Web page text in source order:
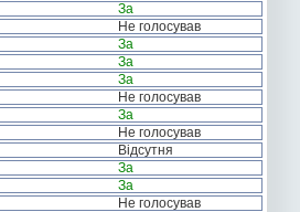
За
Не голосував
За
За
За
Не голосував
За
Не голосував
Відсутня
За
За
Не голосував